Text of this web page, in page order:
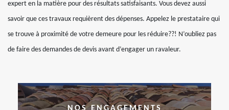
expert en la matière pour des résultats satisfaisants. Vous devez aussi
savoir que ces travaux requièrent des dépenses. Appelez le prestataire qui
se trouve à proximité de votre demeure pour les réduire??! N’oubliez pas
de faire des demandes de devis avant d’engager un ravaleur.
NOS ENGAGEMENTS